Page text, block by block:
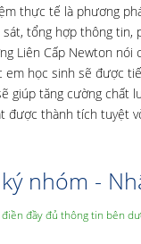
thực tế là phương
sát, tổng hợp thông
Liên Cấp Newton nói
em học sinh sẽ được
giúp tăng cường chất
được thành tích tuyệt
nhóm -
đầy đủ thông tin bên